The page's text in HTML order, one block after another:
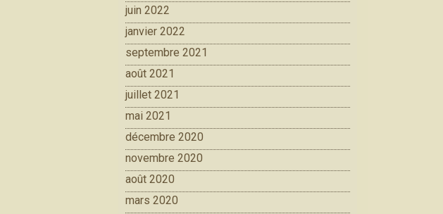
juin 2022
janvier 2022
septembre 2021
août 2021
juillet 2021
mai 2021
décembre 2020
novembre 2020
août 2020
mars 2020